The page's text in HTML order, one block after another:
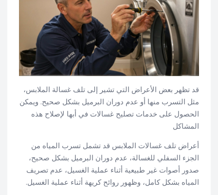
قد تظهر بعض الأعراض التي تشير إلى تلف غسالة الملابس،
مثل التسرب منها أو عدم دوران البرميل بشكل صحيح. ويمكن
الحصول على خدمات تصليح غسالات في أبها لإصلاح هذه
المشاكل
أعراض تلف غسالات الملابس قد تشمل تسرب المياه من
الجزء السفلي للغسالة، عدم دوران البرميل بشكل صحيح،
صدور أصوات غير طبيعية أثناء عملية الغسيل، عدم تصريف
المياه بشكل كامل، وظهور روائح كريهة أثناء عملية الغسيل.